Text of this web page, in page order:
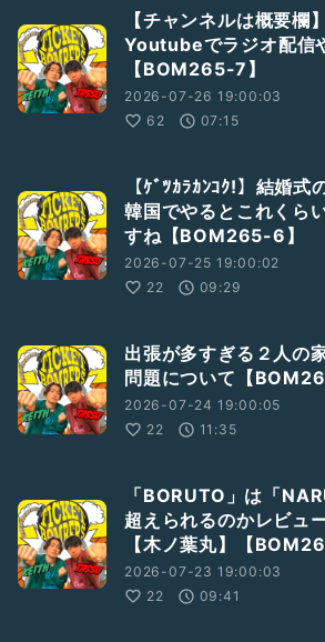
【チャンネルは概要欄
Youtubeでラジオ配信
【BOM265-7】
2026-07-26 19:00:03
62
07:15
【ｹﾞﾂｶﾗｶﾝｺｸ!】結婚式
韓国でやるとこれくら
すね【BOM265-6】
2026-07-25 19:00:02
22
09:29
出張が多すぎる２人の
問題について【
2026-07-24 19:00:05
22
11:35
「BORUTO」は「
超えられるのかレビュ
【木ノ葉丸】【
2026-07-23 19:00:03
22
09:41